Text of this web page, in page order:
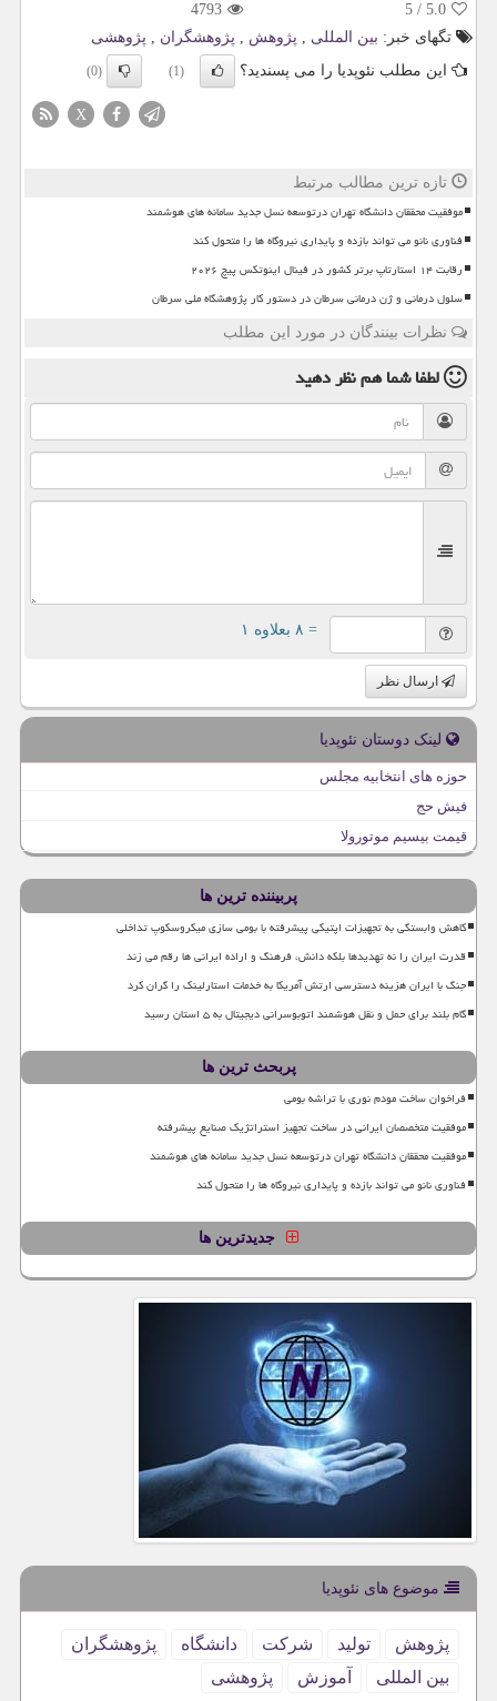
5.0
/
5
4793
تگهای خبر: بین المللی , پژوهش , پژوهشگران , پژوهشی
این مطلب نئوپدیا را می پسندید؟
(1)
(0)
X
تازه ترین مطالب مرتبط
موفقیت محققان دانشگاه تهران درتوسعه نسل جدید سامانه های هوشمند
فناوری نانو می تواند بازده و پایداری نیروگاه ها را متحول کند
رقابت ۱۴ استارتاپ برتر کشور در فینال اینوتکس پیچ ۲۰۲۶
سلول درمانی و ژن درمانی سرطان در دستور کار پژوهشگاه ملی سرطان
نظرات بینندگان در مورد این مطلب
لطفا شما همنظر دهید
= ۸ بعلاوه ۱
ارسال نظر
لینک دوستان نئوپدیا
حوزه های انتخابیه مجلس
فیش حج
قیمت بیسیم موتورولا
پربیننده ترین ها
کاهش وابستگی به تجهیزات اپتیکی پیشرفته با بومی سازی میکروسکوپ تداخلی
قدرت ایران را نه تهدیدها بلکه دانش، فرهنگ و اراده ایرانی ها رقم می زند
جنگ با ایران هزینه دسترسی ارتش آمریکا به خدمات استارلینک را گران کرد
گام بلند برای حمل و نقل هوشمند اتوبوسرانی دیجیتال به ۵ استان رسید
پربحث ترین ها
فراخوان ساخت مودم نوری با تراشه بومی
موفقیت متخصصان ایرانی در ساخت تجهیز استراتژیک صنایع پیشرفته
موفقیت محققان دانشگاه تهران درتوسعه نسل جدید سامانه های هوشمند
فناوری نانو می تواند بازده و پایداری نیروگاه ها را متحول کند
جدیدترین ها
موضوع های نئوپدیا
پژوهش تولید شركت دانشگاه
پژوهشگران
بین المللی
آموزش پژوهشی